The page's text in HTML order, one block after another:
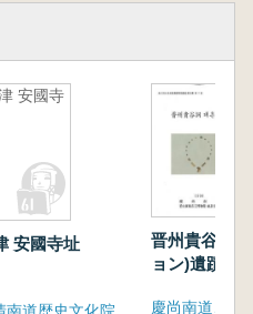
安國寺
安國寺址
晋州貴谷洞
ョン)遺蹟